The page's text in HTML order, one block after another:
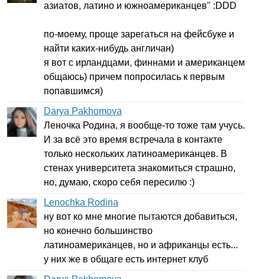
азиатов, латино и южноамериканцев" :DDD
по-моему, проще зарегаться на фейсбуке и
найти каких-нибудь англичан)
я вот с ирландцами, финнами и американцем
общаюсь) причем попросилась к первым
попавшимся)
Darya Pakhomova
Леночка Родина, я вообще-то тоже там учусь.
И за всё это время встречала в контакте
только нескольких латиноамериканцев. В
стенах университета знакомиться страшно,
но, думаю, скоро себя пересилю :)
Lenochka Rodina
ну вот ко мне многие пытаются добавиться,
но конечно большинство
латиноамериканцев, но и африканцы есть...
у них же в общаге есть интернет клуб